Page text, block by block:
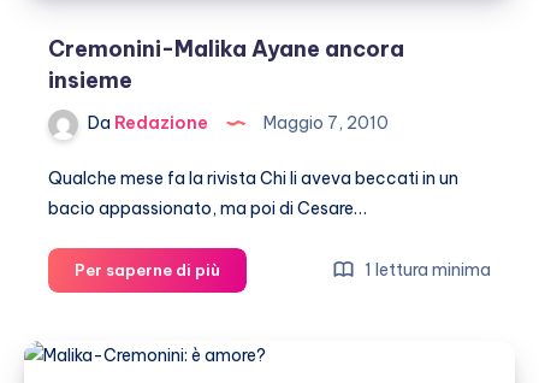
Cremonini-Malika Ayane ancora
insieme
Da Redazione Maggio 7, 2010
Qualche mese fa la rivista Chi li aveva beccati in un
bacio appassionato, ma poi di Cesare…
Per saperne di più
Malika
ancora
1 lettura minima